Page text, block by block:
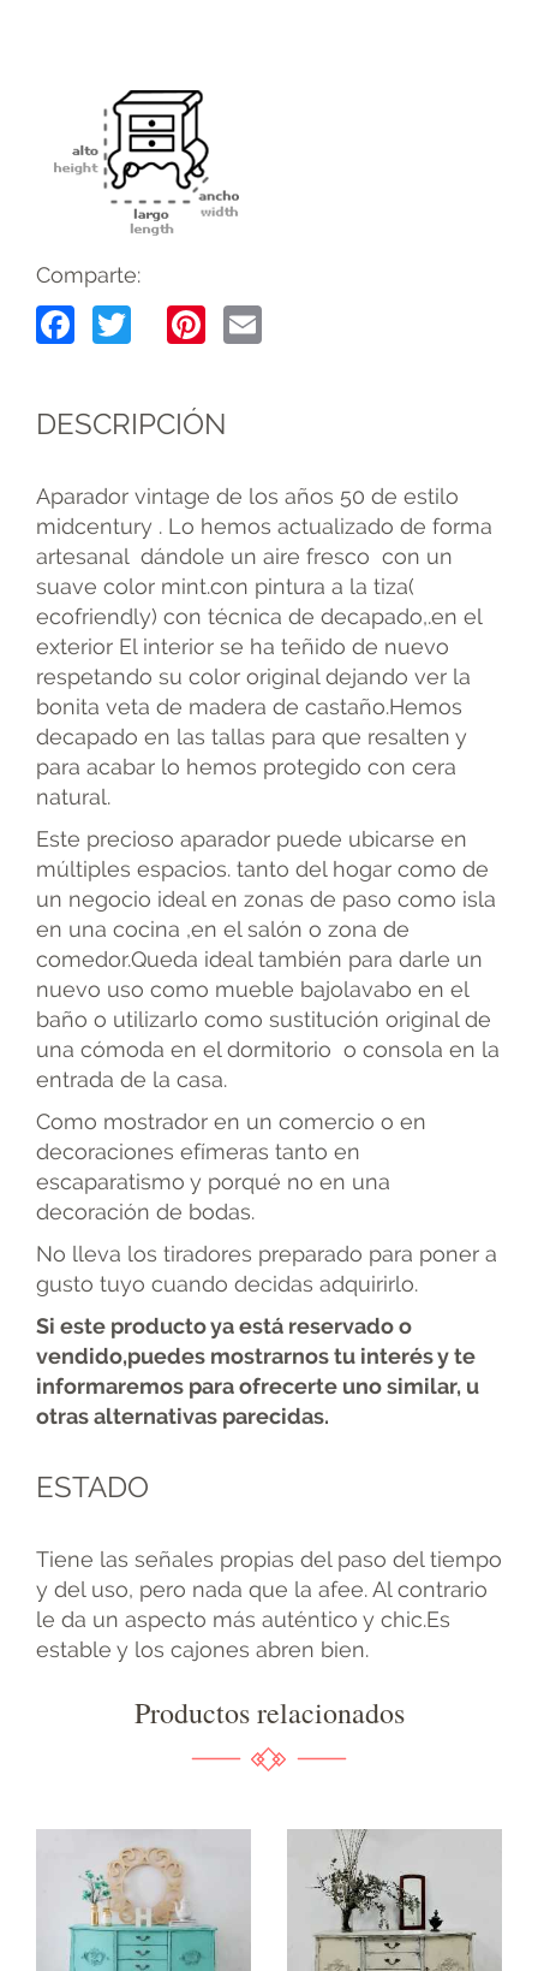
Comparte:
Facebook
TwitterPinterest
DESCRIPCIÓN
Aparador vintage de los años 50 de estilo
midcentury . Lo hemos actualizado de forma
artesanal dándole un aire fresco con un
suave color mint.con pintura a la tiza(
ecofriendly) con técnica de decapado,.en el
exterior El interior se ha teñido de nuevo
respetando su color original dejando ver la
bonita veta de madera de castaño.Hemos
decapado en las tallas para que resalten y
para acabar lo hemos protegido con cera
natural.
Este precioso aparador puede ubicarse en
múltiples espacios. tanto del hogar como de
un negocio ideal en zonas de paso como isla
en una cocina ,en el salón o zona de
comedor.Queda ideal también para darle un
nuevo uso como mueble bajolavabo en el
baño o utilizarlo como sustitución original de
una cómoda en el dormitorio o consola en la
entrada de la casa.
Como mostrador en un comercio o en
decoraciones efímeras tanto en
escaparatismo y porqué no en una
decoración de bodas.
No lleva los tiradores preparado para poner a
gusto tuyo cuando decidas adquirirlo.
Si este producto ya está reservado o
vendido,puedes mostrarnos tu interés y te
informaremos para ofrecerte uno similar, u
otras alternativas parecidas.
ESTADO
Tiene las señales propias del paso del tiempo
y del uso, pero nada que la afee. Al contrario
le da un aspecto más auténtico y chic.Es
estable y los cajones abren bien.
Productos relacionados